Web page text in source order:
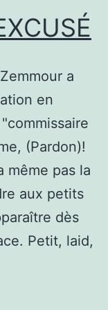
a
en
(Pardon)!
même pas la
aux petits
dès
Petit, laid,